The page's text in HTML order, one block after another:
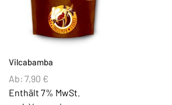
Vilcabamba
Ab: 7,90 €
Enthält 7% MwSt.